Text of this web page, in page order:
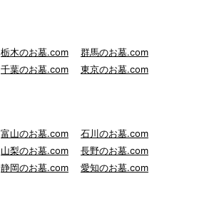
栃木のお墓.com
群馬のお墓.com
千葉のお墓.com
東京のお墓.com
富山のお墓.com
石川のお墓.com
山梨のお墓.com
長野のお墓.com
静岡のお墓.com
愛知のお墓.com